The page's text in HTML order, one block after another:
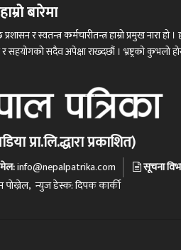
हाम्रो बारेमा
र स्वतन्त्र कर्मचारीतन्त्र हाम्रो प्रमुख नारा हो ।
र सहयोगको सदैव अपेक्षा राख्दछौं । भ्रष्ट्रको
प्रा.लि.द्धारा प्रकाशित)
info@nepalpatrika.com सूचना
पोख्रेल, न्युज डेस्क: दिपक कार्की